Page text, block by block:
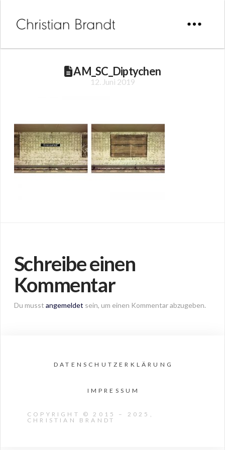
AM_SC_Diptychen
12. Juni 2019
Schreibe einen
Kommentar
Du musst angemeldet sein, um einen Kommentar abzugeben.
DATENSCHUTZERKLÄRUNG
IMPRESSUM
COPYRIGHT © 2015 – 2025,
CHRISTIAN BRANDT